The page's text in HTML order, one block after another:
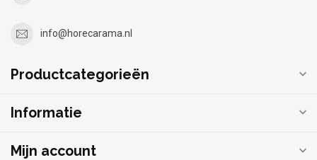
info@horecarama.nl
Productcategorieën
Informatie
Mijn account